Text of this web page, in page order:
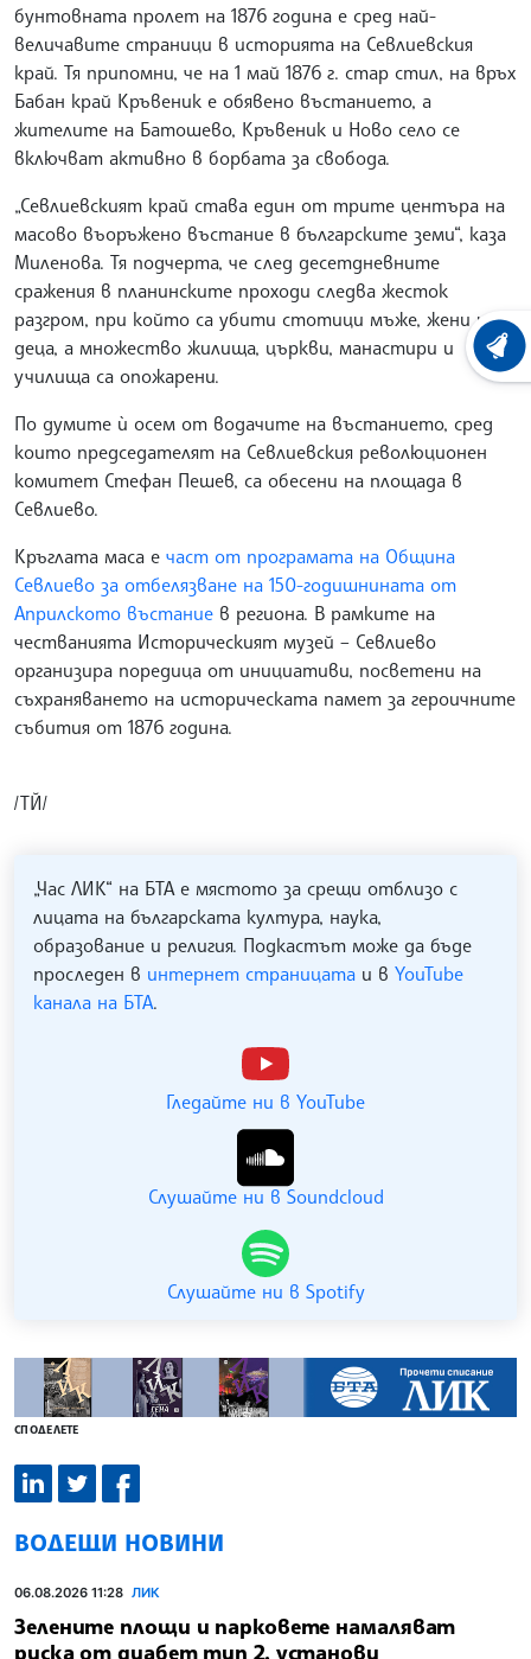
бунтовната пролет на 1876 година е сред най-
величавите страници в историята на Севлиевския
край. Тя припомни, че на 1 май 1876 г. стар стил, на връх
Бабан край Кръвеник е обявено въстанието, а
жителите на Батошево, Кръвеник и Ново село се
включват активно в борбата за свобода.
„Севлиевският край става един от трите центъра на
масово въоръжено въстание в българските земи“, каза
Миленова. Тя подчерта, че след десетдневните
сражения в планинските проходи следва жесток
разгром, при който са убити стотици мъже, жени и
деца, а множество жилища, църкви, манастири и
училища са опожарени.
По думите ѝ осем от водачите на въстанието, сред
които председателят на Севлиевския революционен
комитет Стефан Пешев, са обесени на площада в
Севлиево.
Кръглата маса е част от програмата на Община
Севлиево за отбелязване на 150-годишнината от
Априлското въстание в региона. В рамките на
честванията Историческият музей – Севлиево
организира поредица от инициативи, посветени на
съхраняването на историческата памет за героичните
събития от 1876 година.
/ТЙ/
„Час ЛИК“ на БТА е мястото за срещи отблизо с
лицата на българската култура, наука,
образование и религия. Подкастът може да бъде
проследен в интернет страницата и в YouTube
канала на БТА.
Гледайте ни в YouTube
Слушайте ни в Soundcloud
Слушайте ни в Spotify
СПОДЕЛЕТЕ
ВОДЕЩИ НОВИНИ
06.08.2026 11:28 ЛИК
Зелените площи и парковете намаляват
риска от диабет тип 2, установи